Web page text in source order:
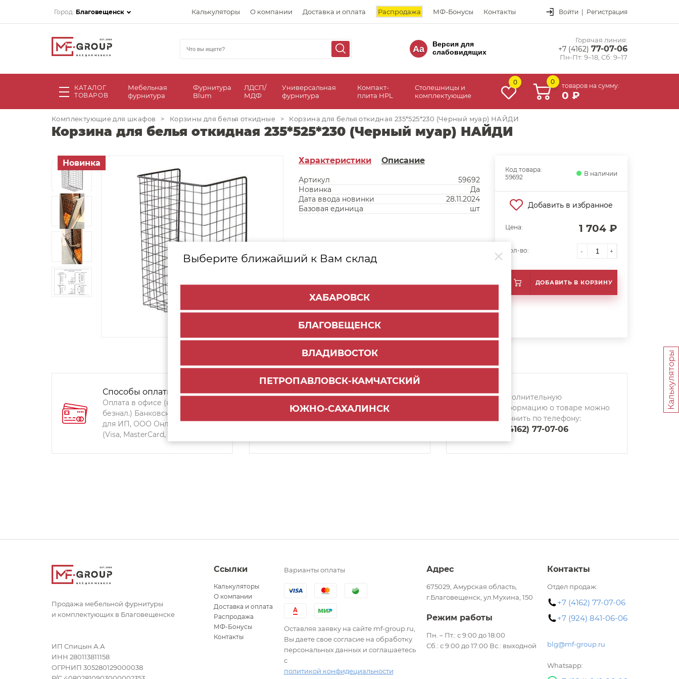
Город: Благовещенск Калькуляторы О компании Доставка и оплата Распродажа МФ-Бонусы Контакты Войти | Регистрация
Aa
Версия для
слабовидящих
Горячая линия:
+7 (4162) 77-07-06
Пн-Пт: 9–18, Сб: 9–17
КАТАЛОГ
ТОВАРОВ
Мебельная
фурнитура
Фурнитура
Blum
ЛДСП/
МДФ
Универсальная
фурнитура
Компакт-
плита HPL
Столешницы и
комплектующие
0 0
товаров на сумму:
0 ₽
Выберите ближайший к Вам склад
ХАБАРОВСК
БЛАГОВЕЩЕНСК
ВЛАДИВОСТОК
ПЕТРОПАВЛОВСК-КАМЧАТСКИЙ
ЮЖНО-САХАЛИНСК
Комплектующие для шкафов > Корзины для белья откидные > Корзина для белья откидная 235*525*230 (Черный муар) НАЙДИ
Корзина для белья откидная 235*525*230 (Черный муар) НАЙДИ
Новинка Характеристики Описание
Артикул
59692
Новинка
Да
Дата ввода новинки
28.11.2024
Базовая единица
шт
Код товара:
59692
В наличии
Добавить в избранное
Цена: 1 704 ₽
Кол-во: - +
ДОБАВИТЬ В КОРЗИНУ
Способы оплаты:
Оплата в офисе (наличными,
безнал.) Банковский перевод
для ИП, ООО Онлайн-оплата
(Visa, MasterCard, Мир)
По городу:1000 руб.
Самовывоз:ул. Мухина 150
Дополнительную
информацию о товаре можно
уточнить по телефону:
8 (4162) 77-07-06
Калькуляторы
Продажа мебельной фурнитуры
и комплектующих в Благовещенске
ИП Спицын А.А
ИНН 280113811158
ОГРНИП 305280129000038
Ссылки
Калькуляторы
О компании
Доставка и оплата
Распродажа
МФ-Бонусы
Контакты
Варианты оплаты
Оставляя заявку на сайте mf-group.ru,
Вы даете свое согласие на обработку
персональных данных и соглашаетесь
с
политикой конфидециальности
Адрес
675029, Амурская область,
г.Благовещенск, ул.Мухина, 150
Режим работы
Пн. – Пт.: с 9:00 до 18:00
Сб.: с 9:00 до 17:00 Вс.: выходной
Контакты
Отдел продаж:
+7 (4162) 77-07-06
+7 (924) 841-06-06
blg@mf-group.ru
Whatsapp: